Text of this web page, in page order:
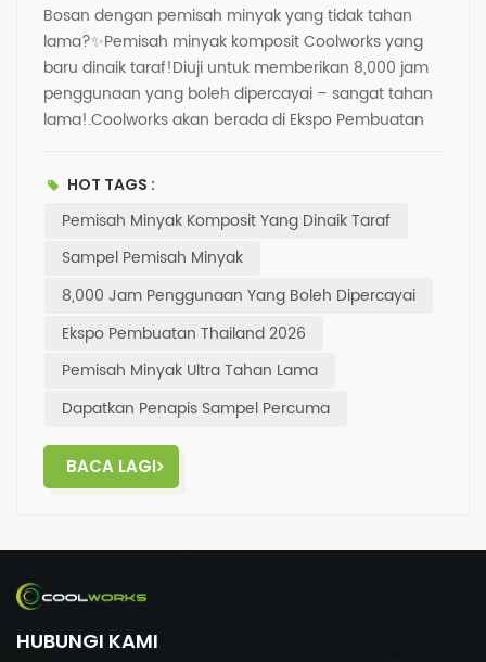
Bosan dengan pemisah minyak yang tidak tahan
lama?✨Pemisah minyak komposit Coolworks yang
baru dinaik taraf!Diuji untuk memberikan 8,000 jam
penggunaan yang boleh dipercayai – sangat tahan
lama!.Coolworks akan berada di Ekspo Pembuatan
sabar untuk berjumpa anda di sana!.✅Semasa
tempoh pelancaran produk baharu, dapatkan
sampel percuma – sila hubungi kami.
HOT TAGS :
Pemisah Minyak Komposit Yang Dinaik Taraf
Sampel Pemisah Minyak
8,000 Jam Penggunaan Yang Boleh Dipercayai
Ekspo Pembuatan Thailand 2026
Pemisah Minyak Ultra Tahan Lama
Dapatkan Penapis Sampel Percuma
BACA LAGI
HUBUNGI KAMI